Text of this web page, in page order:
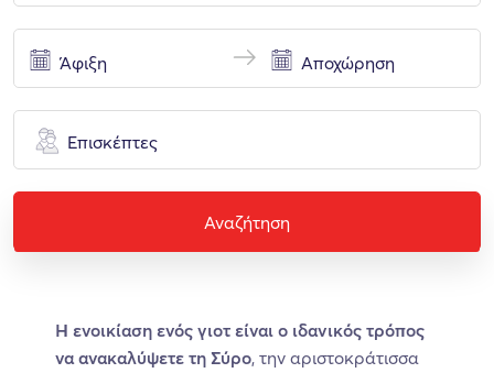
Επισκέπτες
Αναζήτηση
Η ενοικίαση ενός γιοτ είναι ο ιδανικός τρόπος
να ανακαλύψετε τη Σύρο, την αριστοκράτισσα